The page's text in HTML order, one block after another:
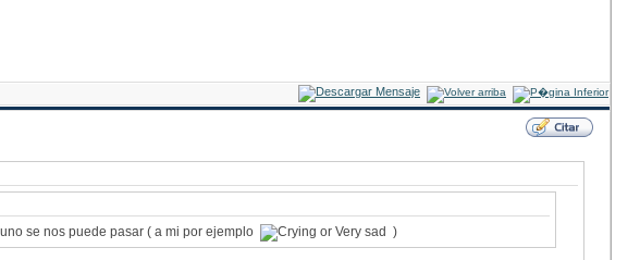
se nos puede pasar ( a mi por ejemplo )